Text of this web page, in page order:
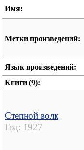
Имя:
Метки произведений:
Язык произведений:
Книги (9):
Степной волк
Год: 1927